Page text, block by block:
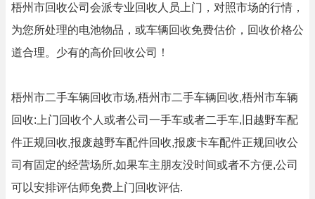
梧州市回收公司会派专业回收人员上门，对照市场的行情，
为您所处理的电池物品，或车辆回收免费估价，回收价格公
道合理。少有的高价回收公司！
梧州市二手车辆回收市场,梧州市二手车辆回收,梧州市车辆
回收:上门回收个人或者公司一手车或者二手车,旧越野车配
件正规回收,报废越野车配件回收,报废卡车配件正规回收公
司有固定的经营场所,如果车主朋友没时间或者不方便,公司
可以安排评估师免费上门回收评估.